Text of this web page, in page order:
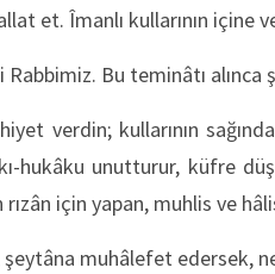
et. Îmanlı kullarının içine
Rabbimiz. Bu teminâtı alınca
verdin; kullarının
hukâku unutturur, küfre
rızân için yapan, muhlis ve
muhâlefet edersek,